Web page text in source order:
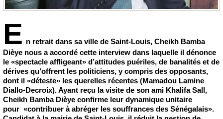
E n retrait dans sa ville de Saint-Louis, Cheikh Bamba
Dièye nous a accordé cette interview dans laquelle il dénonce
le «spectacle affligeant» d’attitudes puériles, de banalités et de
dérives qu’offrent les politiciens, y compris des opposants,
dont il «déteste» les querelles récentes (Mamadou Lamine
Diallo-Decroix). Ayant reçu la visite de son ami Khalifa Sall,
Cheikh Bamba Dièye confirme leur dynamique unitaire
pour «contribuer à abréger les souffrances des Sénégalais».